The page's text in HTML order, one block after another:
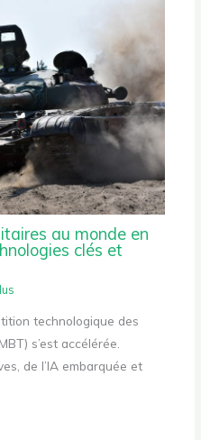
au monde en
clés et
technologique des
s’est accélérée.
de l’IA embarquée et